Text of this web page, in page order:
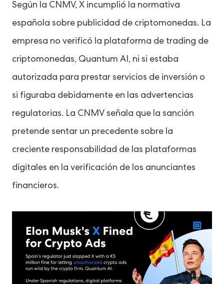
Según la CNMV, X incumplió la normativa
española sobre publicidad de criptomonedas. La
empresa no verificó la plataforma de trading de
criptomonedas, Quantum AI, ni si estaba
autorizada para prestar servicios de inversión o
si figuraba debidamente en las advertencias
regulatorias. La CNMV señala que la sanción
pretende sentar un precedente sobre la
creciente responsabilidad de las plataformas
digitales en la verificación de los anunciantes
financieros.